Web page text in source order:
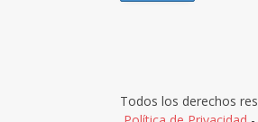
Todos los derechos